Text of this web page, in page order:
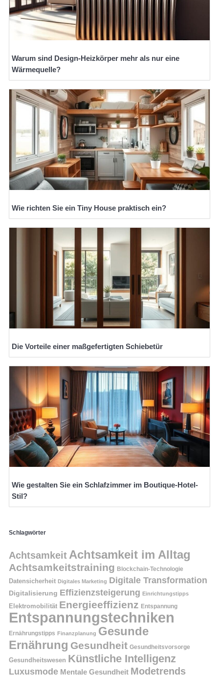
Warum sind Design-Heizkörper mehr als nur eine
Wärmequelle?
Wie richten Sie ein Tiny House praktisch ein?
Die Vorteile einer maßgefertigten Schiebetür
Wie gestalten Sie ein Schlafzimmer im Boutique-Hotel-
Stil?
Schlagwörter
Achtsamkeit Achtsamkeit im Alltag
Achtsamkeitstraining Blockchain-Technologie
Datensicherheit Digitales Marketing Digitale Transformation
Digitalisierung Effizienzsteigerung Einrichtungstipps
Elektromobilität Energieeffizienz Entspannung
Entspannungstechniken
Ernährungstipps Finanzplanung Gesunde
Ernährung Gesundheit Gesundheitsvorsorge
Gesundheitswesen Künstliche Intelligenz
Luxusmode Mentale Gesundheit Modetrends